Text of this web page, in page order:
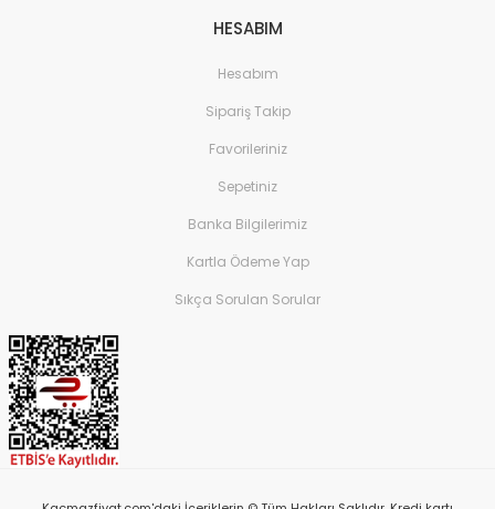
HESABIM
Hesabım
Sipariş Takip
Favorileriniz
Sepetiniz
Banka Bilgilerimiz
Kartla Ödeme Yap
Sıkça Sorulan Sorular